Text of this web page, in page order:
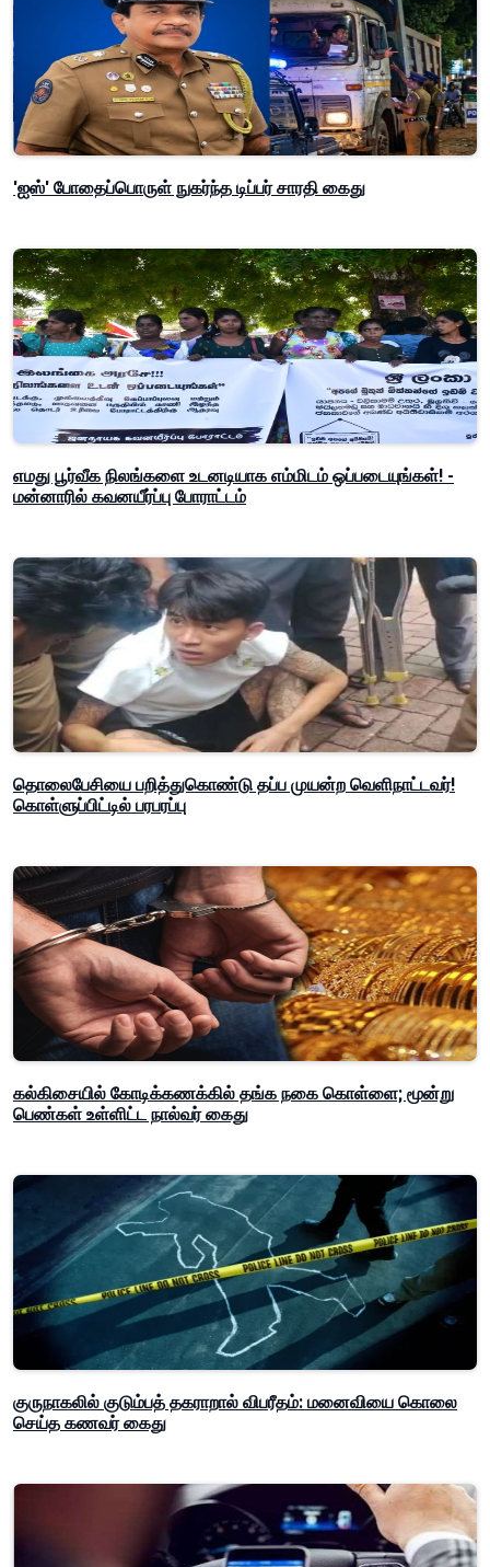
'ஐஸ்' போதைப்பொருள் நுகர்ந்த டிப்பர் சாரதி கைது
எமது பூர்வீக நிலங்களை உடனடியாக எம்மிடம் ஒப்படையுங்கள்! -
மன்னாரில் கவனயீர்ப்பு போராட்டம்
தொலைபேசியை பறித்துகொண்டு தப்ப முயன்ற வெளிநாட்டவர்!
கொள்ளுப்பிட்டில் பரபரப்பு
கல்கிசையில் கோடிக்கணக்கில் தங்க நகை கொள்ளை; மூன்று
பெண்கள் உள்ளிட்ட நால்வர் கைது
குருநாகலில் குடும்பத் தகராறால் விபரீதம்: மனைவியை கொலை
செய்த கணவர் கைது